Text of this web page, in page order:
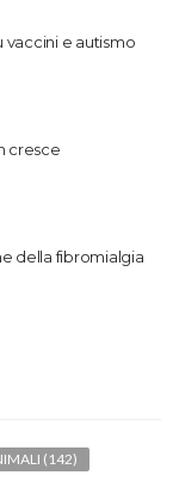
vaccini e autismo
cresce
della fibromialgia
(142)